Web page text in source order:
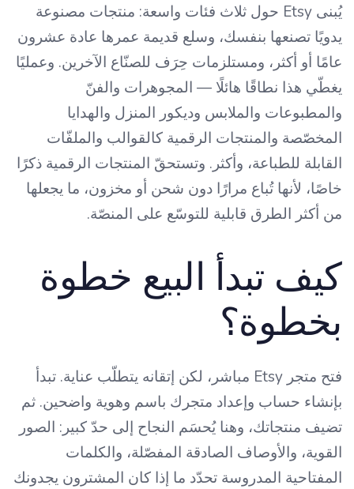
يُبنى Etsy حول ثلاث فئات واسعة: منتجات مصنوعة
يدويًا تصنعها بنفسك، وسلع قديمة عمرها عادة عشرون
عامًا أو أكثر، ومستلزمات حِرَف للصنّاع الآخرين. وعمليًا
يغطّي هذا نطاقًا هائلًا — المجوهرات والفنّ
والمطبوعات والملابس وديكور المنزل والهدايا
المخصّصة والمنتجات الرقمية كالقوالب والملفّات
القابلة للطباعة، وأكثر. وتستحقّ المنتجات الرقمية ذكرًا
خاصًا، لأنها تُباع مرارًا دون شحن أو مخزون، ما يجعلها
من أكثر الطرق قابلية للتوسّع على المنصّة.
كيف تبدأ البيع خطوة
بخطوة؟
فتح متجر Etsy مباشر، لكن إتقانه يتطلّب عناية. تبدأ
بإنشاء حساب وإعداد متجرك باسم وهوية واضحين. ثم
تضيف منتجاتك، وهنا يُحسَم النجاح إلى حدّ كبير: الصور
القوية، والأوصاف الصادقة المفصّلة، والكلمات
المفتاحية المدروسة تحدّد ما إذا كان المشترون يجدونك